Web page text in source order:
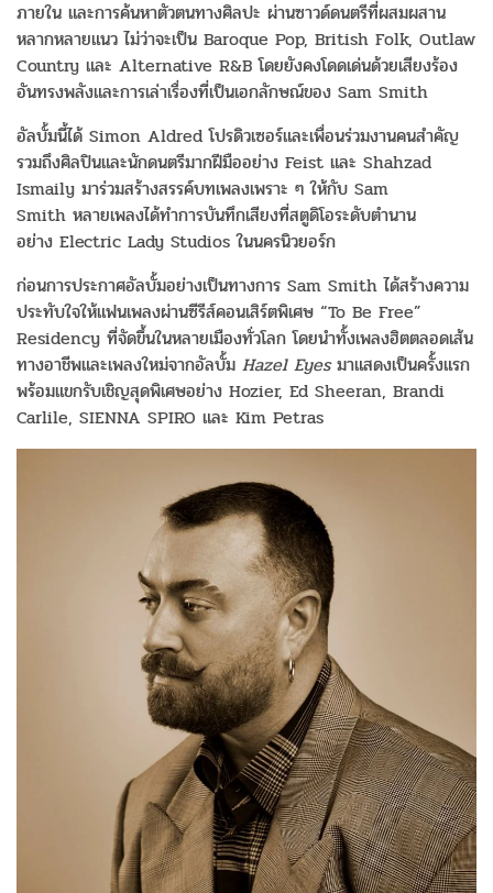
ภายใน และการค้นหาตัวตนทางศิลปะ ผ่านซาวด์ดนตรีที่ผสมผสาน
หลากหลายแนว ไม่ว่าจะเป็น Baroque Pop, British Folk, Outlaw
Country และ Alternative R&B โดยยังคงโดดเด่นด้วยเสียงร้อง
อันทรงพลังและการเล่าเรื่องที่เป็นเอกลักษณ์ของ Sam Smith
อัลบั้มนี้ได้ Simon Aldred โปรดิวเซอร์และเพื่อนร่วมงานคนสำคัญ
รวมถึงศิลปินและนักดนตรีมากฝีมืออย่าง Feist และ Shahzad
Ismaily มาร่วมสร้างสรรค์บทเพลงเพราะ ๆ ให้กับ Sam
Smith หลายเพลงได้ทำการบันทึกเสียงที่สตูดิโอระดับตำนาน
อย่าง Electric Lady Studios ในนครนิวยอร์ก
ก่อนการประกาศอัลบั้มอย่างเป็นทางการ Sam Smith ได้สร้างความ
ประทับใจให้แฟนเพลงผ่านซีรีส์คอนเสิร์ตพิเศษ “To Be Free”
Residency ที่จัดขึ้นในหลายเมืองทั่วโลก โดยนำทั้งเพลงฮิตตลอดเส้น
ทางอาชีพและเพลงใหม่จากอัลบั้ม Hazel Eyesมาแสดงเป็นครั้งแรก
พร้อมแขกรับเชิญสุดพิเศษอย่าง Hozier, Ed Sheeran, Brandi
Carlile, SIENNA SPIRO และ Kim Petras